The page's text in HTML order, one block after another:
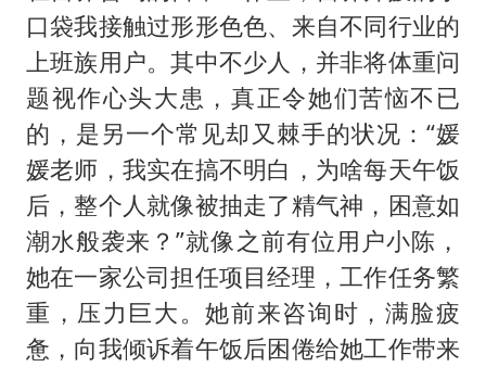
口袋我接触过形形色色、来自不同行业的
上班族用户。其中不少人，并非将体重问
题视作心头大患，真正令她们苦恼不已
的，是另一个常见却又棘手的状况：“媛
媛老师，我实在搞不明白，为啥每天午饭
后，整个人就像被抽走了精气神，困意如
潮水般袭来？”就像之前有位用户小陈，
她在一家公司担任项目经理，工作任务繁
重，压力巨大。她前来咨询时，满脸疲
惫，向我倾诉着午饭后困倦给她工作带来